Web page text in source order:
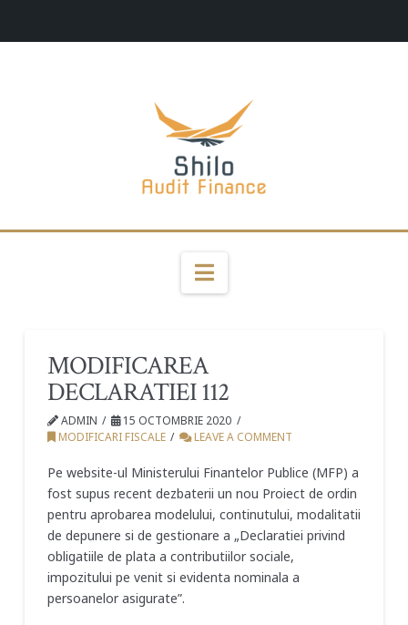
Navigation
MODIFICAREA
DECLARATIEI 112
ADMIN
15 OCTOMBRIE 2020
MODIFICARI FISCALE
LEAVE A COMMENT
Pe website-ul Ministerului Finantelor Publice (MFP) a
fost supus recent dezbaterii un nou Proiect de ordin
pentru aprobarea modelului, continutului, modalitatii
de depunere si de gestionare a „Declaratiei privind
obligatiile de plata a contributiilor sociale,
impozitului pe venit si evidenta nominala a
persoanelor asigurate”.